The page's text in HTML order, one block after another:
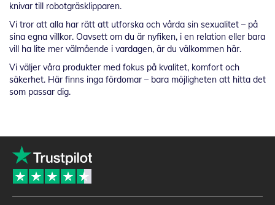
knivar till robotgräsklipparen.
Vi tror att alla har rätt att utforska och vårda sin sexualitet – på
sina egna villkor. Oavsett om du är nyfiken, i en relation eller bara
vill ha lite mer välmående i vardagen, är du välkommen här.
Vi väljer våra produkter med fokus på kvalitet, komfort och
säkerhet. Här finns inga fördomar – bara möjligheten att hitta det
som passar dig.